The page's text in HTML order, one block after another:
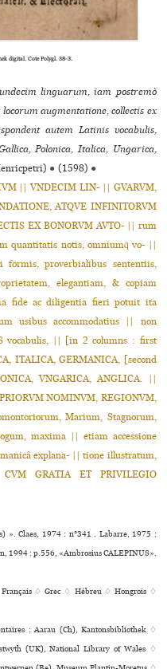
digital. Cote Polygl. 38-3.
linguarum, iam postremò
augmentatione, collectis ex
autem Latinis vocabulis,
Polonica, Italica, Ungarica,
● (1598) ●
|| VNDECIM LIN- || GVARVM,
ATQVE INFINITORVM
EX BONORVM AVTO- || rum
quantitatis notis, omniumq̃ vo- ||
formis, proverbialibus sententiis,
elegantiam, & copiam
fide ac diligentia fieri potuit ita
usibus accommodatius || non
vocabulis, || [in 2 columns : first
ITALICA, GERMANICA, [second
VNGARICA, ANGLICA. ||
NOMINVM, REGIONVM,
Marium, Stagnorum,
maxima || etiam accessione
explana- || tione illustratum,
GRATIA ET PRIVILEGIO
». Claes, 1974 : n°341 . Labarre, 1975 :
1994 : p.556, «Ambrosius CALEPINUS».
Français ♢Grec ♢ Hébreu ♢Hongrois ♢
: Aarau (Ch), Kantonsbibliothek ♢
(UK), National Library of Wales ♢